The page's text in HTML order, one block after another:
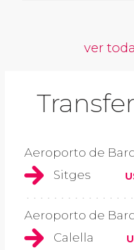
ver
Aeroporto de
Sitges
Aeroporto de
Calella